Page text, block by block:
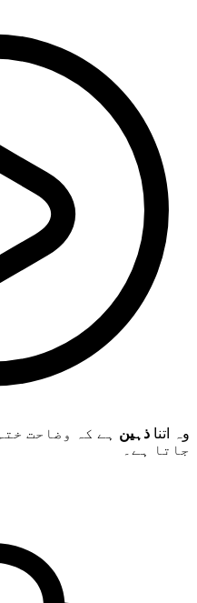
وہ اتنا ذہین ہے کہ وضاحت
جاتا ہے۔